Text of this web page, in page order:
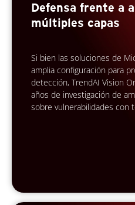
Defensa frente a
múltiples capas
Si bien las soluciones de
amplia configuración para
detección, TrendAI Vision
años de investigación de
sobre vulnerabilidades con